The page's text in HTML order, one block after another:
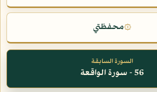
۞محفظتي
السورة السابقة
56 - سورة الواقعة